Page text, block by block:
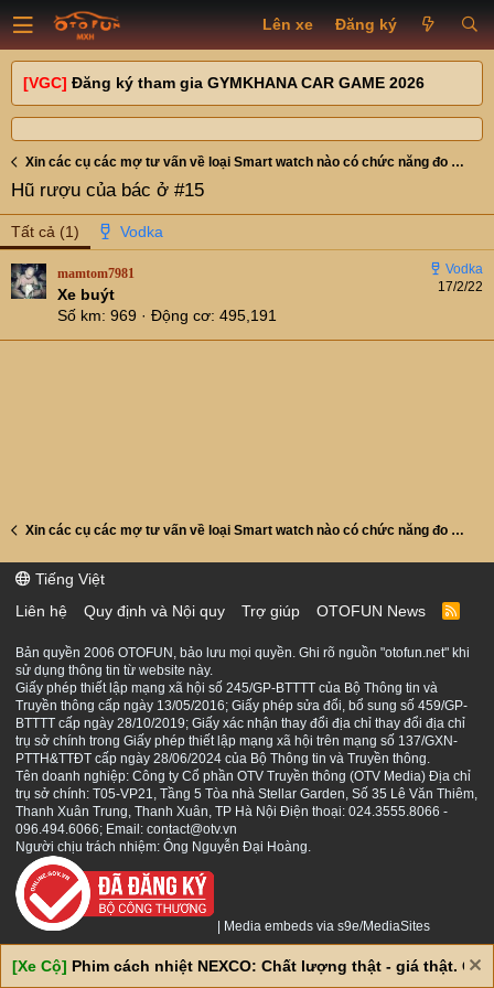
Lên xe Đăng ký
[VGC] Đăng ký tham gia GYMKHANA CAR GAME 2026
Xin các cụ các mợ tư vấn về loại Smart watch nào có chức năng đo SPO2.
Hũ rượu của bác ở #15
Tất cả (1)
17/2/22
mamtom7981
Xe buýt
Số km 969 Động cơ 495,191
Xin các cụ các mợ tư vấn về loại Smart watch nào có chức năng đo SPO2.
Tiếng Việt
Liên hệ
Quy định và Nội quy Trợ giúp OTOFUN News
R
S
Bản quyền 2006 OTOFUN, bảo lưu mọi quyền. Ghi rõ nguồn "otofun.net" khi
sử dụng thông tin từ website này.
Giấy phép thiết lập mạng xã hội số 245/GP-BTTTT của Bộ Thông tin và
Truyền thông cấp ngày 13/05/2016; Giấy phép sửa đổi, bổ sung số 459/GP-
BTTTT cấp ngày 28/10/2019; Giấy xác nhận thay đổi địa chỉ thay đổi địa chỉ
trụ sở chính trong Giấy phép thiết lập mạng xã hội trên mạng số 137/GXN-
PTTH&TTĐT cấp ngày 28/06/2024 của Bộ Thông tin và Truyền thông.
Tên doanh nghiệp: Công ty Cổ phần OTV Truyền thông (OTV Media) Địa chỉ
trụ sở chính: T05-VP21, Tầng 5 Tòa nhà Stellar Garden, Số 35 Lê Văn Thiêm,
Thanh Xuân Trung, Thanh Xuân, TP Hà Nội Điện thoại: 024.3555.8066 -
096.494.6066; Email: contact@otv.vn
Người chịu trách nhiệm: Ông Nguyễn Đại Hoàng.
Media embeds via s9e/MediaSites
[Xe Cộ] Phim cách nhiệt NEXCO: Chất lượng thật - giá thật. Giá